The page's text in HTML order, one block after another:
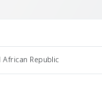
Republic